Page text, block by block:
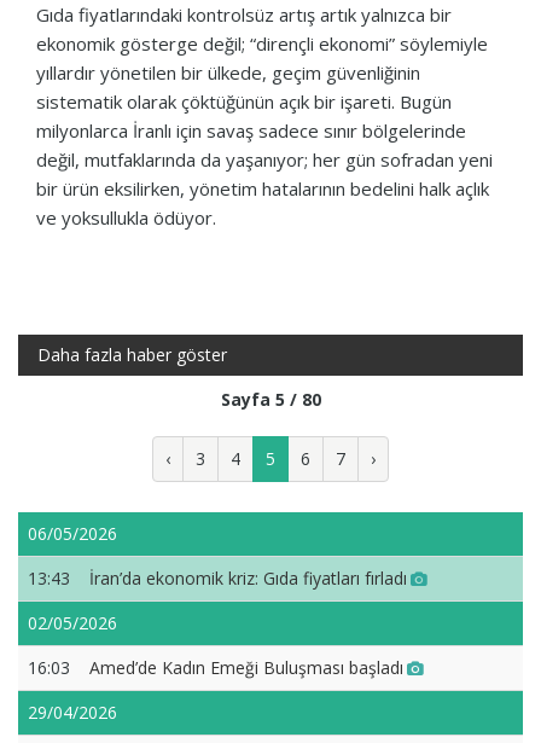
Gıda fiyatlarındaki kontrolsüz artış artık yalnızca bir
ekonomik gösterge değil; “dirençli ekonomi” söylemiyle
yıllardır yönetilen bir ülkede, geçim güvenliğinin
sistematik olarak çöktüğünün açık bir işareti. Bugün
milyonlarca İranlı için savaş sadece sınır bölgelerinde
değil, mutfaklarında da yaşanıyor; her gün sofradan yeni
bir ürün eksilirken, yönetim hatalarının bedelini halk açlık
ve yoksullukla ödüyor.
Daha fazla haber göster
Sayfa 5 / 80
‹ 3 4 5 6 7 ›
06/05/2026
13:43
İran’da ekonomik kriz: Gıda fiyatları fırladı
02/05/2026
16:03
Amed’de Kadın Emeği Buluşması başladı
29/04/2026